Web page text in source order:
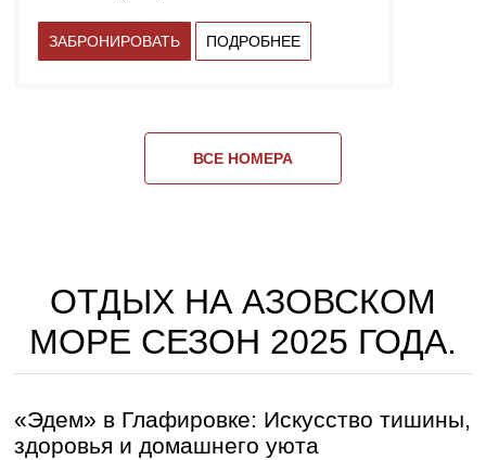
ЗАБРОНИРОВАТЬ ПОДРОБНЕЕ
ВСЕ НОМЕРА
ОТДЫХ НА АЗОВСКОМ
МОРЕ СЕЗОН 2025 ГОДА.
«Эдем» в Глафировке: Искусство тишины,
здоровья и домашнего уюта